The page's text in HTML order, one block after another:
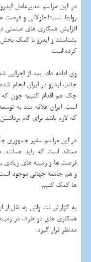
در این مراسم مدیرعامل
روابط نسبتا طولانی و فرصت
افزایش همكاری های صنعتی
بشناسند و ایدرو با كمك
كرده است.
وی ادامه داد: بعد از
جانب ایدرو در ایران انجام
چك هم اقدام كنیم؛ چون كه
است. ایران علاقه مند به
كه لازم باشد برای گام
در این مراسم سفیر جمهوری
معتقد است كه باید همانند
فرصت ها و زمینه های زیادی
و هم جامعه جهانی موجود است
ها كمك كنیم.
به گزارش نت واش به نقل از
همكاری های دو طرف در
مدنظر قرار گیرد.